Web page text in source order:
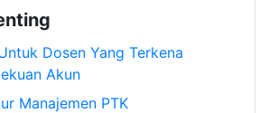
Dosen Yang Terkena
Akun
Manajemen PTK